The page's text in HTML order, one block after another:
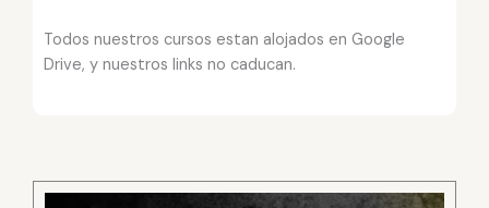
Todos nuestros cursos estan alojados en Google
Drive, y nuestros links no caducan.